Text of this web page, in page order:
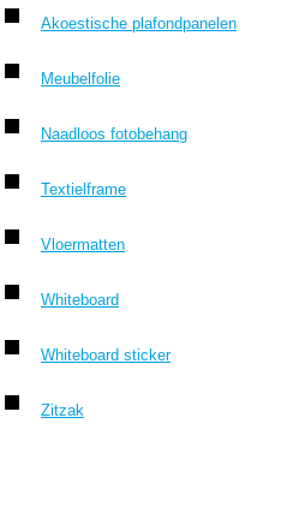
Akoestische plafondpanelen
Meubelfolie
Naadloos fotobehang
Textielframe
Vloermatten
Whiteboard
Whiteboard sticker
Zitzak